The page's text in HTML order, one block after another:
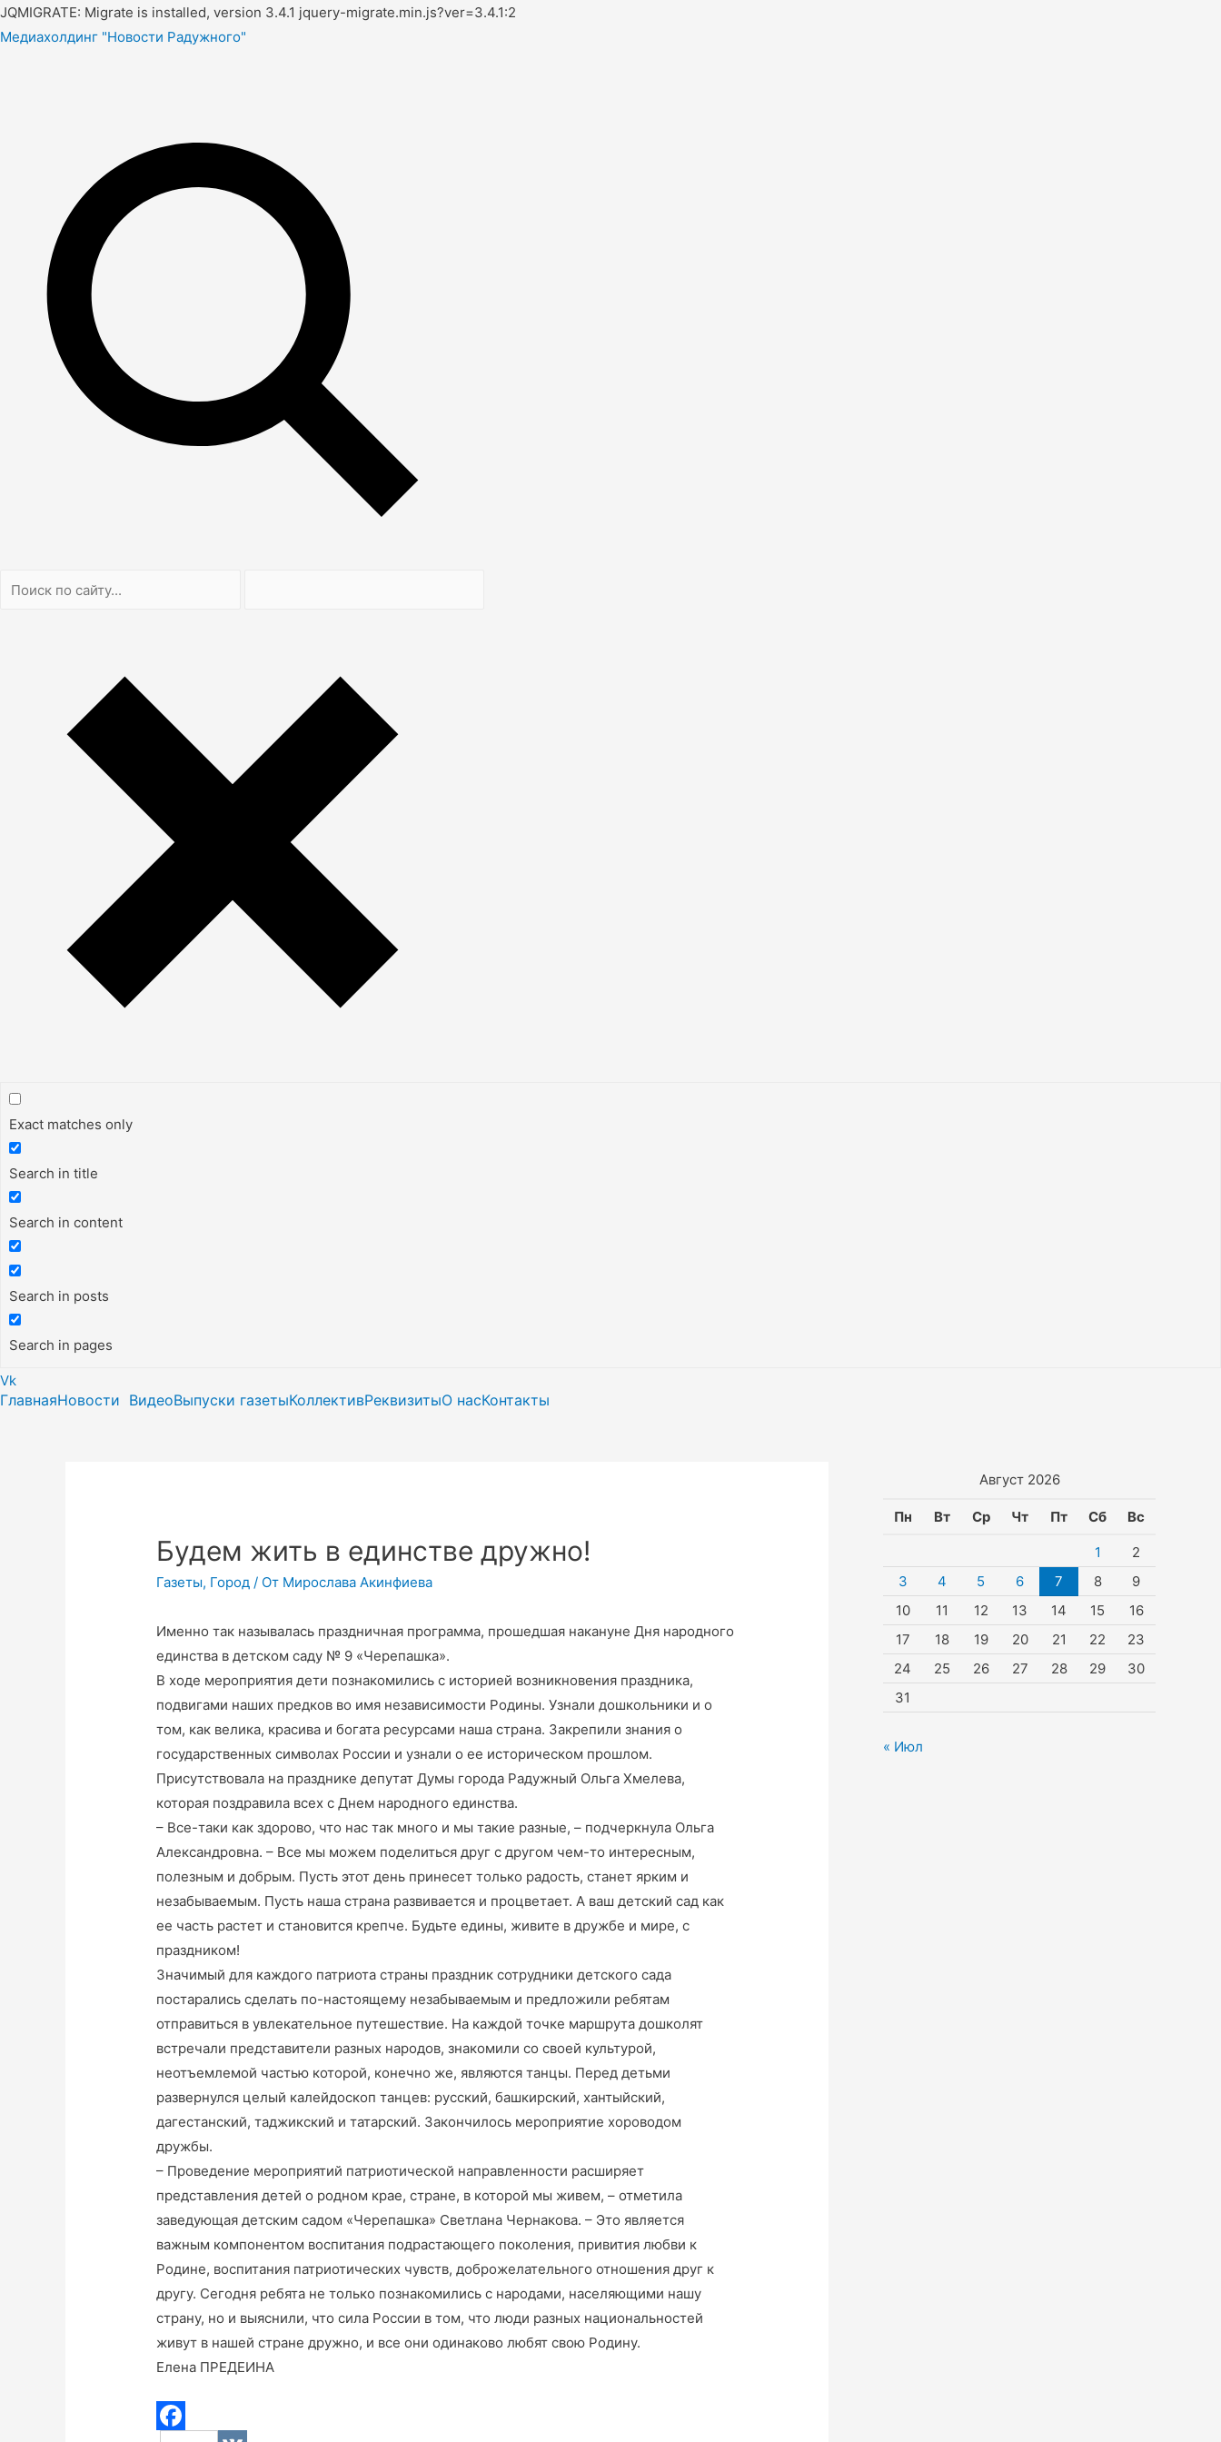
JQMIGRATE: Migrate is installed, version 3.4.1 jquery-migrate.min.js?ver=3.4.1:2
Медиахолдинг "Новости Радужного"
Exact matches only
Search in title
Search in content
Search in posts
Search in pages
Vk
ГлавнаяНовости ВидеоВыпуски газетыКоллективРеквизитыО насКонтакты
Будем жить в единстве дружно!
Газеты, Город / От Мирослава Акинфиева
Именно так называлась праздничная программа, прошедшая накануне Дня народного
единства в детском саду № 9 «Черепашка».
В ходе мероприятия дети познакомились с историей возникновения праздника,
подвигами наших предков во имя независимости Родины. Узнали дошкольники и о
том, как велика, красива и богата ресурсами наша страна. Закрепили знания о
государственных символах России и узнали о ее историческом прошлом.
Присутствовала на празднике депутат Думы города Радужный Ольга Хмелева,
которая поздравила всех с Днем народного единства.
– Все-таки как здорово, что нас так много и мы такие разные, – подчеркнула Ольга
Александровна. – Все мы можем поделиться друг с другом чем-то интересным,
полезным и добрым. Пусть этот день принесет только радость, станет ярким и
незабываемым. Пусть наша страна развивается и процветает. А ваш детский сад как
ее часть растет и становится крепче. Будьте едины, живите в дружбе и мире, с
праздником!
Значимый для каждого патриота страны праздник сотрудники детского сада
постарались сделать по-настоящему незабываемым и предложили ребятам
отправиться в увлекательное путешествие. На каждой точке маршрута дошколят
встречали представители разных народов, знакомили со своей культурой,
неотъемлемой частью которой, конечно же, являются танцы. Перед детьми
развернулся целый калейдоскоп танцев: русский, башкирский, хантыйский,
дагестанский, таджикский и татарский. Закончилось мероприятие хороводом
дружбы.
– Проведение мероприятий патриотической направленности расширяет
представления детей о родном крае, стране, в которой мы живем, – отметила
заведующая детским садом «Черепашка» Светлана Чернакова. – Это является
важным компонентом воспитания подрастающего поколения, привития любви к
Родине, воспитания патриотических чувств, доброжелательного отношения друг к
другу. Сегодня ребята не только познакомились с народами, населяющими нашу
страну, но и выяснили, что сила России в том, что люди разных национальностей
живут в нашей стране дружно, и все они одинаково любят свою Родину.
Елена ПРЕДЕИНА
Август 2026
Пн Вт Ср Чт Пт Сб Вс
1
2
3
4 5 6 7 8
9
10
11 12 13 14 15
16
17
18 19 20 21 22
23
24
25 26 27 28 29
30
31
« Июл